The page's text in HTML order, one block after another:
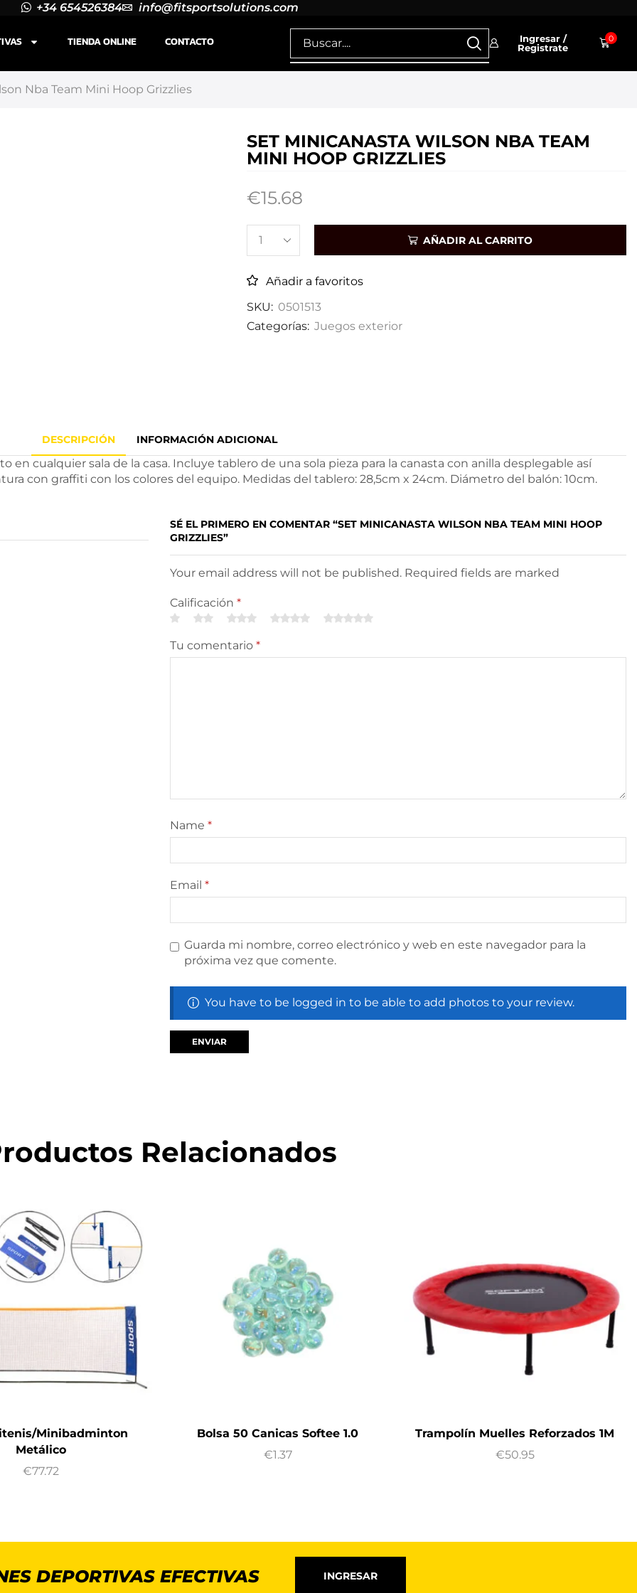
+34 654526384 info@fitsportsolutions.com
TIENDA ONLINE CONTACTO
Ingresar /
Registrate
0
Nba Team Mini Hoop Grizzlies
SET MINICANASTA WILSON NBA TEAM
MINI HOOP GRIZZLIES
€15.68
AÑADIR AL CARRITO
Añadir a favoritos
SKU: 0501513
Categorías: Juegos exterior
DESCRIPCIÓN INFORMACIÓN ADICIONAL
en cualquier sala de la casa. Incluye tablero de una sola pieza para la canasta con anilla desplegable así
con graffiti con los colores del equipo. Medidas del tablero: 28,5cm x 24cm. Diámetro del balón: 10cm.
SÉ EL PRIMERO EN COMENTAR “SET MINICANASTA WILSON NBA TEAM MINI HOOP
GRIZZLIES”
Your email address will not be published. Required fields are marked
Calificación *
Tu comentario *
Name *
Email *
Guarda mi nombre, correo electrónico y web en este navegador para la
próxima vez que comente.
You have to be logged in to be able to add photos to your review.
Relacionados
Minibadminton
Metálico
€77.72
Bolsa 50 Canicas Softee 1.0
€1.37
Trampolín Muelles Reforzados 1M
€50.95
DEPORTIVAS EFECTIVAS INGRESAR